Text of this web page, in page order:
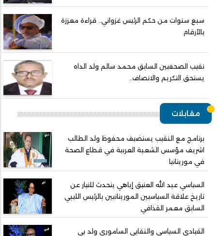
سبع سنوات من حكم الرئيس غزواني.. قراءة معززة
بالأرقام
نقيب الصحفيين السابق محمد سالم ولد الداه
يستحق التكريم والانصاف..
مقابلات
برنامج مع النقيب يستضيف محفوظ ولد الطالب
اشريف مؤسس الشعبة العربية في قطاع الصحة
في موريتانيا
السياسي عبد الله العتيق إياهي يتحدث للتيار عن
تاريخ علاقة السياسيين الموريتانيين بالرئيس الليبي
السابق معمر القذافي
القيادي السياسي والنقابي الساموري ولد بي